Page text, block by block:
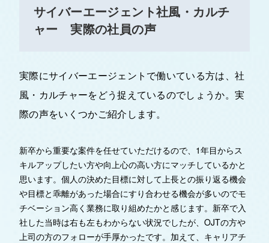
サイバーエージェント社風・カルチ
ャー 実際の社員の声
実際にサイバーエージェントで働いている方は、社
風・カルチャーをどう捉えているのでしょうか。実
際の声をいくつかご紹介します。
新卒から重要な案件を任せていただけるので、1年目からス
キルアップしたい方や向上心の高い方にマッチしているかと
思います。個人の決めた目標に対して上長との振り返る機会
や目標と乖離があった場合にすり合わせる機会が多いのでモ
チベーション高く業務に取り組めたかと感じます。新卒で入
社した当時は右も左もわからない状況でしたが、OJTの方や
上司の方のフォローが手厚かったです。加えて、キャリアチ